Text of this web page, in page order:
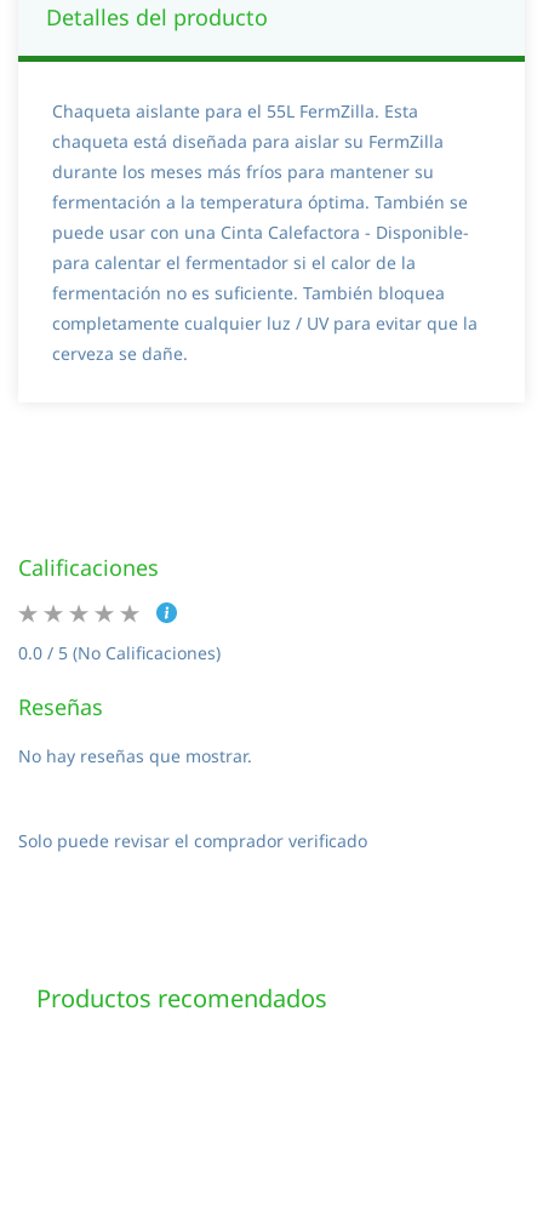
Detalles del producto
Chaqueta aislante para el 55L FermZilla. Esta
chaqueta está diseñada para aislar su FermZilla
durante los meses más fríos para mantener su
fermentación a la temperatura óptima. También se
puede usar con una Cinta Calefactora - Disponible-
para calentar el fermentador si el calor de la
fermentación no es suficiente. También bloquea
completamente cualquier luz / UV para evitar que la
cerveza se dañe.
Calificaciones
0.0 / 5 (No Calificaciones)
Reseñas
No hay reseñas que mostrar.
Solo puede revisar el comprador verificado
Productos recomendados